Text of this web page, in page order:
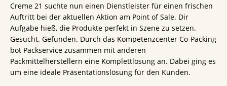
Creme 21 suchte nun einen Dienstleister für einen frischen
Auftritt bei der aktuellen Aktion am Point of Sale. Dir
Aufgabe hieß, die Produkte perfekt in Szene zu setzen.
Gesucht. Gefunden. Durch das Kompetenzcenter Co-Packing
bot Packservice zusammen mit anderen
Packmittelherstellern eine Komplettlösung an. Dabei ging es
um eine ideale Präsentationslösung für den Kunden.